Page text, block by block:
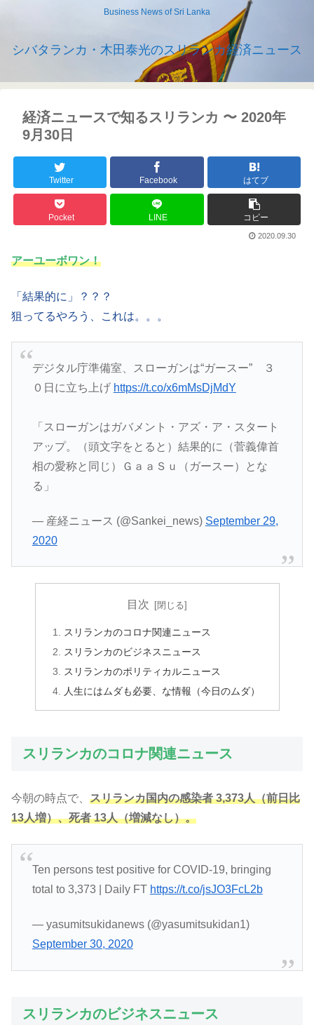
Business News of Sri Lanka
シバタランカ・木田泰光のスリランカ経済ニュース
経済ニュースで知るスリランカ 〜 2020年
9月30日
Twitter Facebook はてブ
Pocket LINE コピー
2020.09.30
アーユーボワン！
「結果的に」？？？
狙ってるやろう、これは。。。
デジタル庁準備室、スローガンは“ガースー” ３
０日に立ち上げ https://t.co/x6mMsDjMdY
「スローガンはガバメント・アズ・ア・スタート
アップ。（頭文字をとると）結果的に（菅義偉首
相の愛称と同じ）ＧａａＳｕ（ガースー）とな
る」
— 産経ニュース (@Sankei_news) September 29,
2020
目次
スリランカのコロナ関連ニュース
スリランカのビジネスニュース
スリランカのポリティカルニュース
人生にはムダも必要、な情報（今日のムダ）
スリランカのコロナ関連ニュース
今朝の時点で、 スリランカ国内の感染者 3,373人（前日比
13人増）、死者 13人（増減なし）。
Ten persons test positive for COVID-19, bringing
total to 3,373 | Daily FT https://t.co/jsJO3FcL2b
— yasumitsukidanews (@yasumitsukidan1)
September 30, 2020
スリランカのビジネスニュース